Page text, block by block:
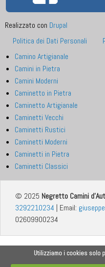
Realizzato con Drupal
Footer
menu
Politica dei Dati Personali
Camino Artigianale
Camini in Pietra
Camini Moderni
Caminetto in Pietra
Caminetto Artigianale
Caminetti Vecchi
Caminetti Rustici
Caminetti Moderni
Caminetti in Pietra
Caminetti Classici
© 2025 Negretto Camini
3292210234 | Email:
02609900234
Utilizziamo i cookies solo